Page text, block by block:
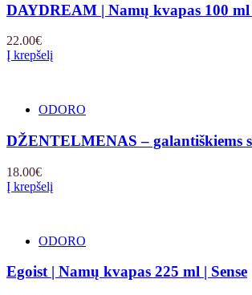
DAYDREAM | Namų kvapas 100 ml
22.00€
Į krepšelį
ODORO
DŽENTELMENAS – galantiškiems
18.00€
Į krepšelį
ODORO
Egoist | Namų kvapas 225 ml | Sense